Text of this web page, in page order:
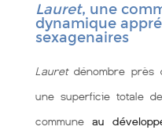
Lauret, une
dynamique
sexagenaires
Lauretdénombre près
une superficie totale
commune au